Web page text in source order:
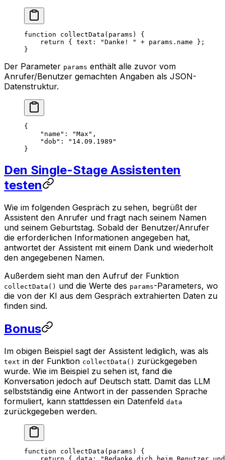
function collectData ( params ) {
    return
{ text: "Danke! " + params.name };
}
Der Parameter params enthält alle zuvor vom
Anrufer/Benutzer gemachten Angaben als JSON-
Datenstruktur.
{
    "name"
: "Max" ,
    "dob"
:
"14.09.1989"
}
Den Single-Stage Assistenten
testen
Wie im folgenden Gespräch zu sehen, begrüßt der
Assistent den Anrufer und fragt nach seinem Namen
und seinem Geburtstag. Sobald der Benutzer/Anrufer
die erforderlichen Informationen angegeben hat,
antwortet der Assistent mit einem Dank und wiederholt
den angegebenen Namen.
Außerdem sieht man den Aufruf der Funktion
collectData() und die Werte des params-Parameters, wo
die von der KI aus dem Gespräch extrahierten Daten zu
finden sind.
Bonus
Im obigen Beispiel sagt der Assistent lediglich, was als
text in der Funktion collectData() zurückgegeben
wurde. Wie im Beispiel zu sehen ist, fand die
Konversation jedoch auf Deutsch statt. Damit das LLM
selbstständig eine Antwort in der passenden Sprache
formuliert, kann stattdessen ein Datenfeld data
zurückgegeben werden.
function collectData ( params ) {
    return
{ data: "Bedanke dich beim Benutzer